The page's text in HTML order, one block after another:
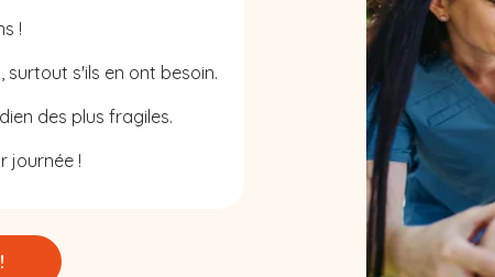
!
s'ils en ont besoin.
des plus fragiles.
journée !